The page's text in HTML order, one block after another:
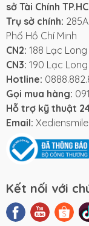
sở Tài Chính
Trụ sở chính:
Phố Hồ Chí Minh
CN2: 188 Lạc Long
CN3: 190 Lạc Long
Hotline:
Gọi mua hàng:
Hỗ trợ kỹ thuật
Email:
Kết nối với